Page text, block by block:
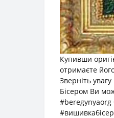
Купивши
отримаєте
Зверніть
Бісером Ви
#beregynyaorg